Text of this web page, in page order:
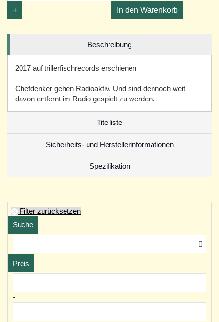
+ In den Warenkorb
Beschreibung
2017 auf trillerfischrecords erschienen
Chefdenker gehen Radioaktiv. Und sind dennoch weit
davon entfernt im Radio gespielt zu werden.
Titelliste
Sicherheits- und Herstellerinformationen
Spezifikation
Filter zurücksetzen
Suche
Preis
-